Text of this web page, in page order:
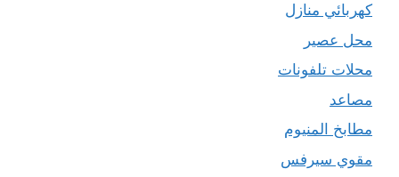
كهربائي منازل
محل عصير
محلات تلفونات
مصاعد
مطابخ المنيوم
مقوي سيرفس